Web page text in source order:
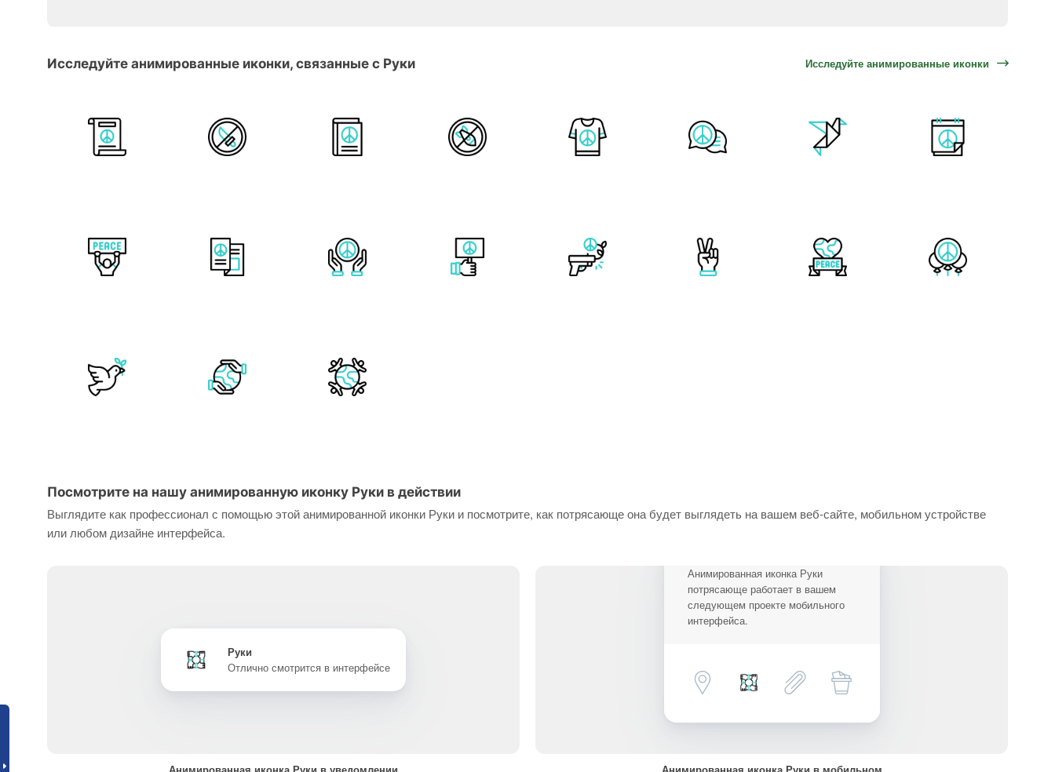
Исследуйте анимированные иконки, связанные с Руки Исследуйте анимированные иконки
Посмотрите на нашу анимированную иконку Руки в действии
Выглядите как профессионал с помощью этой анимированной иконки Руки и посмотрите, как потрясающе она будет выглядеть на вашем веб-сайте, мобильном устройстве
или любом дизайне интерфейса.
Руки
Отлично смотрится в интерфейсе
Анимированная иконка Руки
потрясающе работает в вашем
следующем проекте мобильного
интерфейса.